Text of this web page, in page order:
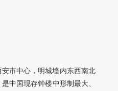
市中心，明城墙内东西南北
中国现存钟楼中形制最大、